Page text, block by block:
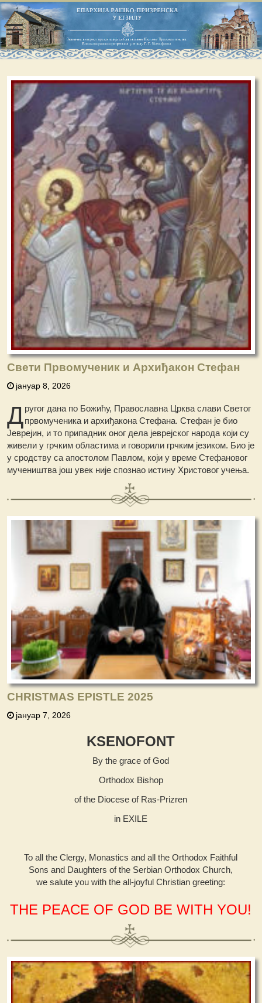
Свети Првомученик и Архиђакон Стефан
јануар 8, 2026
Другог дана по Божићу, Православна Црква слави Светог
првомученика и архиђакона Стефана. Стефан је био
Јеврејин, и то припадник оног дела јеврејског народа који су
живели у грчким областима и говорили грчким језиком. Био је
у сродству са апостолом Павлом, који у време Стефановог
мучеништва још увек није спознао истину Христовог учења.
CHRISTMAS EPISTLE 2025
јануар 7, 2026
KSENOFONT
By the grace of God
Orthodox Bishop
of the Diocese of Ras-Prizren
in EXILE
To all the Clergy, Monastics and all the Orthodox Faithful
Sons and Daughters of the Serbian Orthodox Church,
we salute you with the all-joyful Christian greeting:
THE PEACE OF GOD BE WITH YOU!